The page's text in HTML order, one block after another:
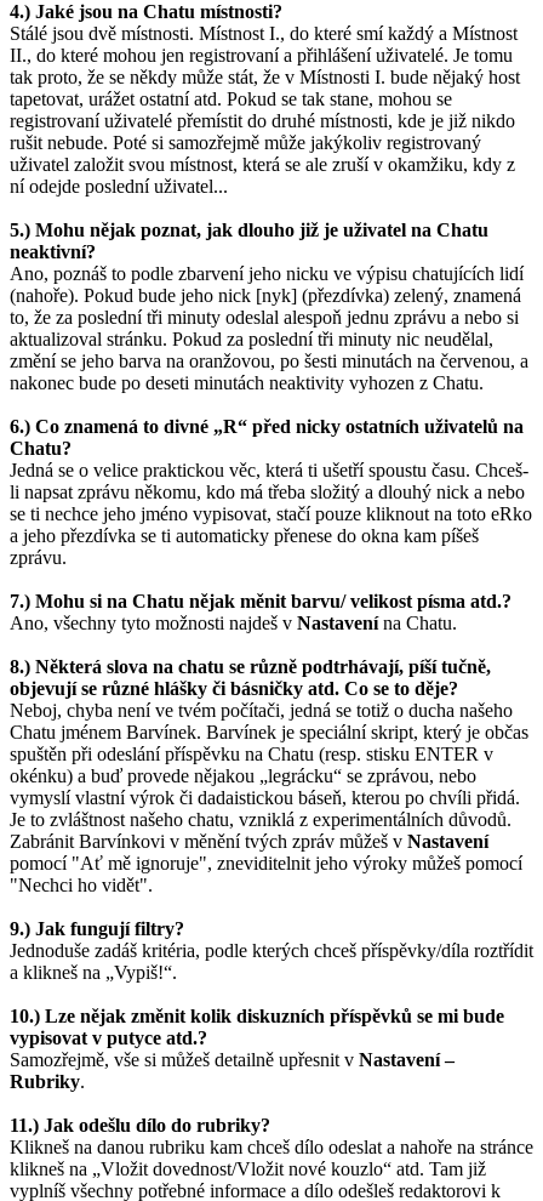
4.) Jaké jsou na Chatu místnosti?
Stálé jsou dvě místnosti. Místnost I., do které smí každý a Místnost
II., do které mohou jen registrovaní a přihlášení uživatelé. Je tomu
tak proto, že se někdy může stát, že v Místnosti I. bude nějaký host
tapetovat, urážet ostatní atd. Pokud se tak stane, mohou se
registrovaní uživatelé přemístit do druhé místnosti, kde je již nikdo
rušit nebude. Poté si samozřejmě může jakýkoliv registrovaný
uživatel založit svou místnost, která se ale zruší v okamžiku, kdy z
ní odejde poslední uživatel...
5.) Mohu nějak poznat, jak dlouho již je uživatel na Chatu
neaktivní?
Ano, poznáš to podle zbarvení jeho nicku ve výpisu chatujících lidí
(nahoře). Pokud bude jeho nick [nyk] (přezdívka) zelený, znamená
to, že za poslední tři minuty odeslal alespoň jednu zprávu a nebo si
aktualizoval stránku. Pokud za poslední tři minuty nic neudělal,
změní se jeho barva na oranžovou, po šesti minutách na červenou, a
nakonec bude po deseti minutách neaktivity vyhozen z Chatu.
6.) Co znamená to divné „R“ před nicky ostatních uživatelů na
Chatu?
Jedná se o velice praktickou věc, která ti ušetří spoustu času. Chceš-
li napsat zprávu někomu, kdo má třeba složitý a dlouhý nick a nebo
se ti nechce jeho jméno vypisovat, stačí pouze kliknout na toto eRko
a jeho přezdívka se ti automaticky přenese do okna kam píšeš
zprávu.
7.) Mohu si na Chatu nějak měnit barvu/ velikost písma atd.?
Ano, všechny tyto možnosti najdeš v Nastavenína Chatu.
8.) Některá slova na chatu se různě podtrhávají, píší tučně,
objevují se různé hlášky či básničky atd. Co se to děje?
Neboj, chyba není ve tvém počítači, jedná se totiž o ducha našeho
Chatu jménem Barvínek. Barvínek je speciální skript, který je občas
spuštěn při odeslání příspěvku na Chatu (resp. stisku ENTER v
okénku) a buď provede nějakou „legrácku“ se zprávou, nebo
vymyslí vlastní výrok či dadaistickou báseň, kterou po chvíli přidá.
Je to zvláštnost našeho chatu, vzniklá z experimentálních důvodů.
Zabránit Barvínkovi v měnění tvých zpráv můžeš v Nastavení
pomocí "Ať mě ignoruje", zneviditelnit jeho výroky můžeš pomocí
"Nechci ho vidět".
9.) Jak fungují filtry?
Jednoduše zadáš kritéria, podle kterých chceš příspěvky/díla roztřídit
a klikneš na „Vypiš!“.
10.) Lze nějak změnit kolik diskuzních příspěvků se mi bude
vypisovat v putyce atd.?
Samozřejmě, vše si můžeš detailně upřesnit v Nastavení –
Rubriky.
11.) Jak odešlu dílo do rubriky?
Klikneš na danou rubriku kam chceš dílo odeslat a nahoře na stránce
klikneš na „Vložit dovednost/Vložit nové kouzlo“ atd. Tam již
vyplníš všechny potřebné informace a dílo odešleš redaktorovi k